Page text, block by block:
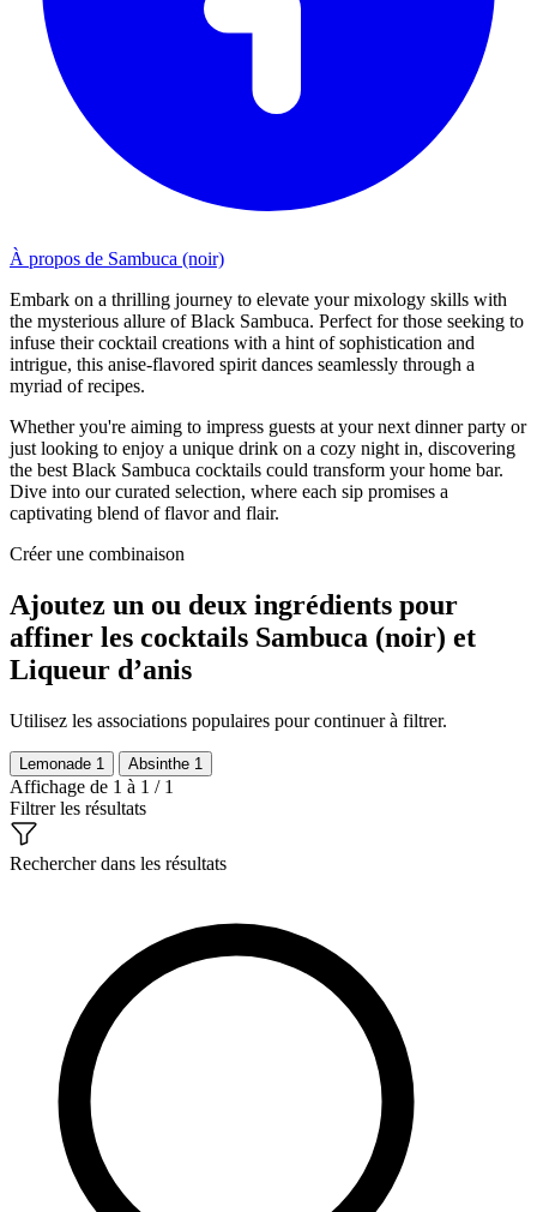
À propos de Sambuca (noir)
Embark on a thrilling journey to elevate your mixology skills with
the mysterious allure of Black Sambuca. Perfect for those seeking to
infuse their cocktail creations with a hint of sophistication and
intrigue, this anise-flavored spirit dances seamlessly through a
myriad of recipes.
Whether you're aiming to impress guests at your next dinner party or
just looking to enjoy a unique drink on a cozy night in, discovering
the best Black Sambuca cocktails could transform your home bar.
Dive into our curated selection, where each sip promises a
captivating blend of flavor and flair.
Créer une combinaison
Ajoutez un ou deux ingrédients pour
affiner les cocktails Sambuca (noir) et
Liqueur d’anis
Utilisez les associations populaires pour continuer à filtrer.
Lemonade 1 Absinthe 1
Affichage de 1 à 1 / 1
Filtrer les résultats
Rechercher dans les résultats